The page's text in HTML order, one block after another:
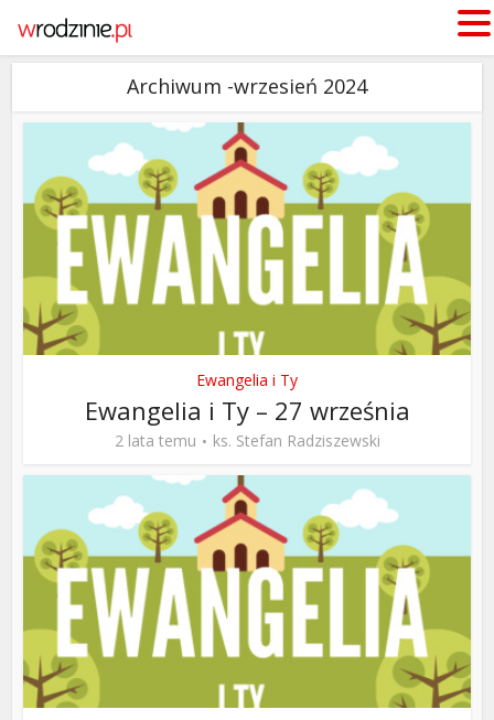
Archiwum -wrzesień 2024
Ewangelia i Ty
Ewangelia i Ty – 27 września
2 lata temu ks. Stefan Radziszewski